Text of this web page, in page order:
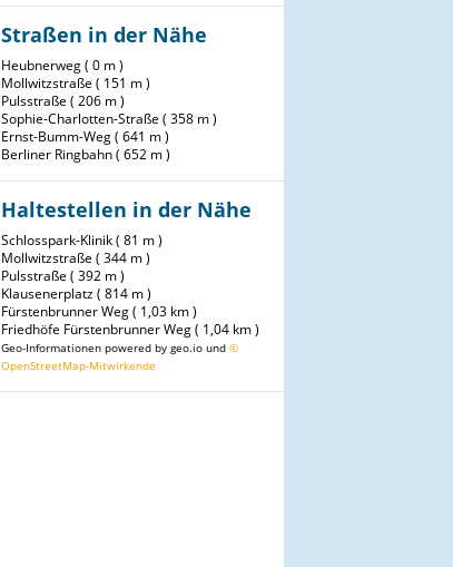
Straßen in der Nähe
Heubnerweg ( 0 m )
Mollwitzstraße ( 151 m )
Pulsstraße ( 206 m )
Sophie-Charlotten-Straße ( 358 m )
Ernst-Bumm-Weg ( 641 m )
Berliner Ringbahn ( 652 m )
Haltestellen in der Nähe
Schlosspark-Klinik ( 81 m )
Mollwitzstraße ( 344 m )
Pulsstraße ( 392 m )
Klausenerplatz ( 814 m )
Fürstenbrunner Weg ( 1,03 km )
Friedhöfe Fürstenbrunner Weg ( 1,04 km )
Geo-Informationen powered by geo.io und ©
OpenStreetMap-Mitwirkende